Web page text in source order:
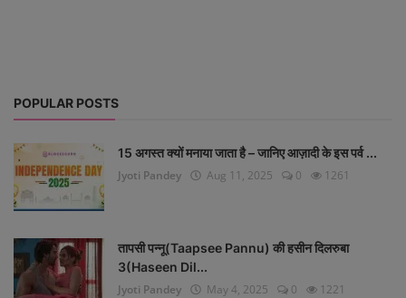
POPULAR POSTS
15 अगस्त क्यों मनाया जाता है – जानिए आज़ादी के इस पर्व ...
Jyoti Pandey
Aug 11, 2025 0 1261
तापसी पन्नू(Taapsee Pannu) की हसीन दिलरुबा
3(Haseen Dil...
Jyoti Pandey
May 4, 2025 0 1221